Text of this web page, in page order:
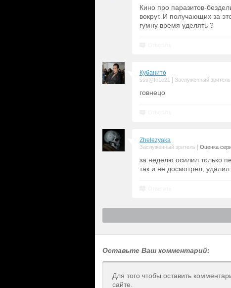
Кино про паразитов-
вокруг. И получающих за
гумну время уделять ?
Кубанито
sss@!e1e21 Заслуженный зритель
говнецо
Zhelezyaka
Заслуженный зритель Оценка
за неделю осилил только
так и не досмотрел, удалил
Оставьте Ваш комментарий:
Для того чтобы оставить
сайте.